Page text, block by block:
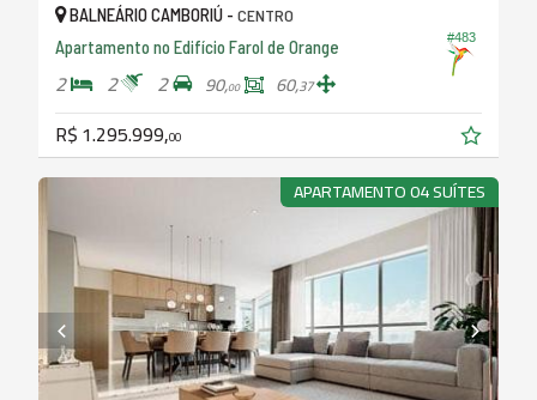
#483
BALNEÁRIO CAMBORIÚ - CENTRO
Apartamento no Edifício Farol de Orange
2 2 2 90,00 60,37
R$ 1.295.999,00
APARTAMENTO 04 SUÍTES